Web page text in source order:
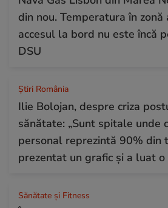
din nou. Temperatura în zonă
accesul la bord nu este încă
DSU
Știri România
Ilie Bolojan, despre criza
sănătate: „Sunt spitale unde
personal reprezintă 90% din
prezentat un grafic și a luat o
Sănătate și Fitness